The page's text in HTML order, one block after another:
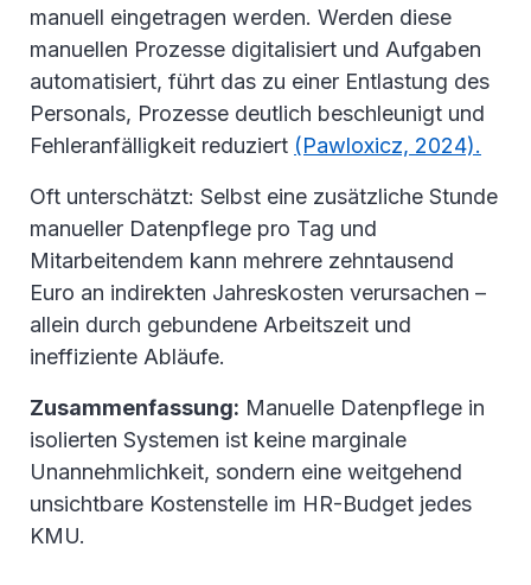
manuell eingetragen werden. Werden diese
manuellen Prozesse digitalisiert und Aufgaben
automatisiert, führt das zu einer Entlastung des
Personals, Prozesse deutlich beschleunigt und
Fehleranfälligkeit reduziert (Pawloxicz, 2024).
Oft unterschätzt: Selbst eine zusätzliche Stunde
manueller Datenpflege pro Tag und
Mitarbeitendem kann mehrere zehntausend
Euro an indirekten Jahreskosten verursachen –
allein durch gebundene Arbeitszeit und
ineffiziente Abläufe.
Zusammenfassung: Manuelle Datenpflege in
isolierten Systemen ist keine marginale
Unannehmlichkeit, sondern eine weitgehend
unsichtbare Kostenstelle im HR-Budget jedes
KMU.